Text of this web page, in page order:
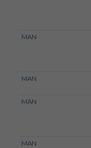
MAN
MAN
MAN
MAN